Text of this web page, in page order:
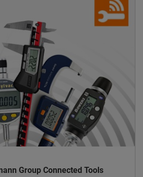
Group Connected Tools